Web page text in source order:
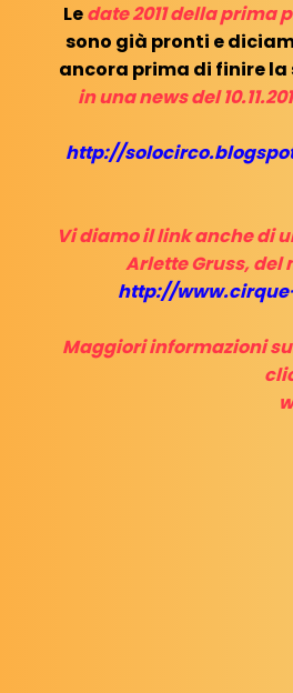
Ledate 2011della prima
sono già pronti e
ancora prima di finire
in una news del
http://
Vi diamo il link anche di
Arlette Gruss, del
http://
Maggiori informazioni